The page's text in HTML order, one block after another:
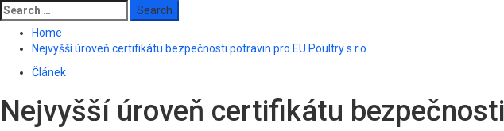
Search
for:
Home
Nejvyšší úroveň certifikátu bezpečnosti potravin pro EU Poultry s.r.o.
Článek
Nejvyšší úroveň certifikátu